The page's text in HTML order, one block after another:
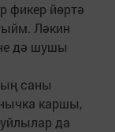
фикер йөртә
Ләкин
дә шушы
саны
каршы,
да